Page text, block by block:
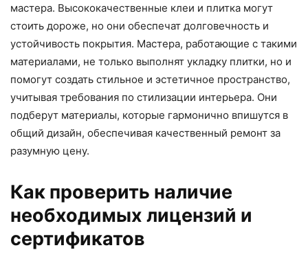
мастера. Высококачественные клеи и плитка могут
стоить дороже, но они обеспечат долговечность и
устойчивость покрытия. Мастера, работающие с такими
материалами, не только выполнят укладку плитки, но и
помогут создать стильное и эстетичное пространство,
учитывая требования по стилизации интерьера. Они
подберут материалы, которые гармонично впишутся в
общий дизайн, обеспечивая качественный ремонт за
разумную цену.
Как проверить наличие
необходимых лицензий и
сертификатов